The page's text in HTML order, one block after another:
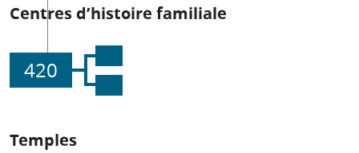
Centres d’histoire familiale
420
Temples